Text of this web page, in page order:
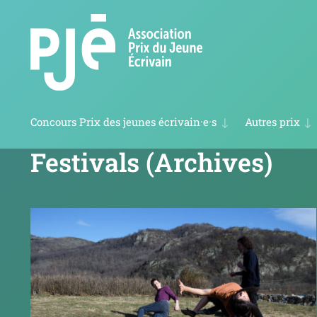
Concours Prix des jeunes écrivain·e·s Autres prix
Festivals (Archives)